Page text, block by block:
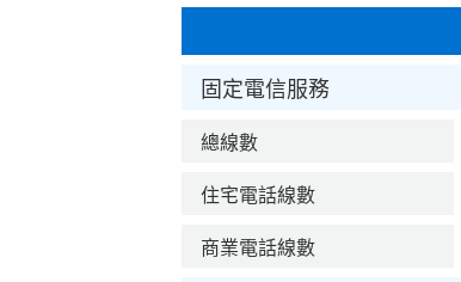
固定電信服務
總線數
住宅電話線數
商業電話線數